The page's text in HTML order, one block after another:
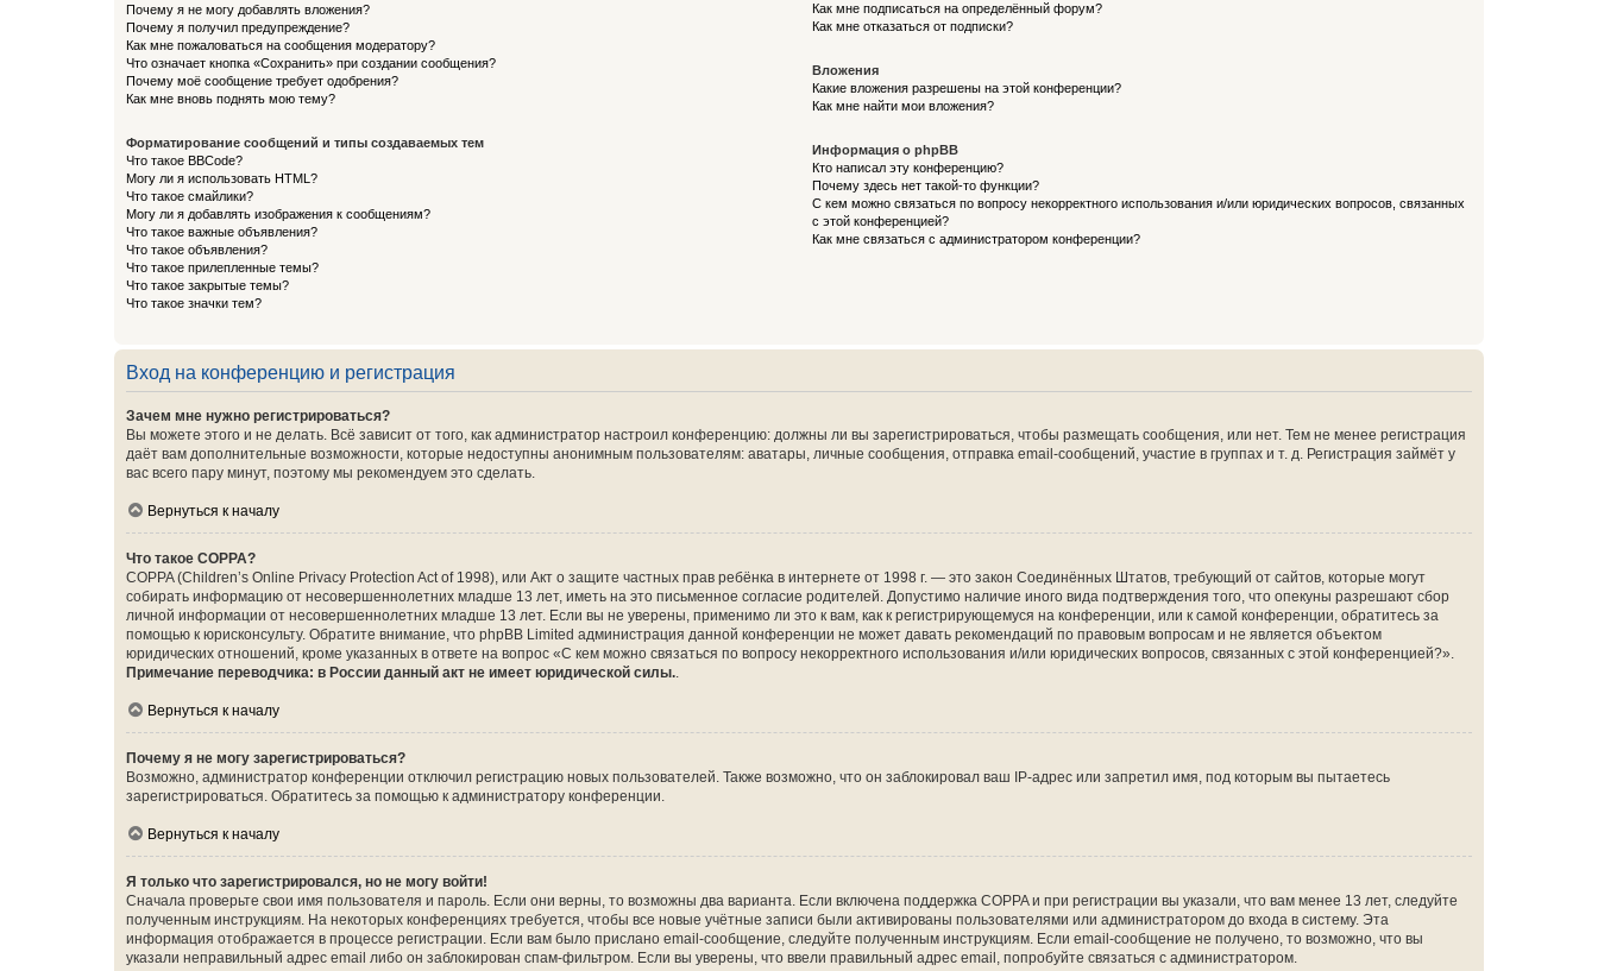
Почему я не могу добавлять вложения?
Почему я получил предупреждение?
Как мне пожаловаться на сообщения модератору?
Что означает кнопка «Сохранить» при создании сообщения?
Почему моё сообщение требует одобрения?
Как мне вновь поднять мою тему?
Форматирование сообщений и типы создаваемых тем
Что такое BBCode?
Могу ли я использовать HTML?
Что такое смайлики?
Могу ли я добавлять изображения к сообщениям?
Что такое важные объявления?
Что такое объявления?
Что такое прилепленные темы?
Что такое закрытые темы?
Что такое значки тем?
Как мне подписаться на определённый форум?
Как мне отказаться от подписки?
Вложения
Какие вложения разрешены на этой конференции?
Как мне найти мои вложения?
Информация о phpBB
Кто написал эту конференцию?
Почему здесь нет такой-то функции?
С кем можно связаться по вопросу некорректного использования и/или юридических вопросов, связанных
с этой конференцией?
Как мне связаться с администратором конференции?
Вход на конференцию и регистрация
Зачем мне нужно регистрироваться?
Вы можете этого и не делать. Всё зависит от того, как администратор настроил конференцию: должны ли вы зарегистрироваться, чтобы размещать сообщения, или нет. Тем не менее регистрация
даёт вам дополнительные возможности, которые недоступны анонимным пользователям: аватары, личные сообщения, отправка email-сообщений, участие в группах и т. д. Регистрация займёт у
вас всего пару минут, поэтому мы рекомендуем это сделать.
Вернуться к началу
Что такое COPPA?
COPPA (Children’s Online Privacy Protection Act of 1998), или Акт о защите частных прав ребёнка в интернете от 1998 г. — это закон Соединённых Штатов, требующий от сайтов, которые могут
собирать информацию от несовершеннолетних младше 13 лет, иметь на это письменное согласие родителей. Допустимо наличие иного вида подтверждения того, что опекуны разрешают сбор
личной информации от несовершеннолетних младше 13 лет. Если вы не уверены, применимо ли это к вам, как к регистрирующемуся на конференции, или к самой конференции, обратитесь за
помощью к юрисконсульту. Обратите внимание, что phpBB Limited администрация данной конференции не может давать рекомендаций по правовым вопросам и не является объектом
юридических отношений, кроме указанных в ответе на вопрос «С кем можно связаться по вопросу некорректного использования и/или юридических вопросов, связанных с этой конференцией?».
Примечание переводчика: в России данный акт не имеет юридической силы..
Вернуться к началу
Почему я не могу зарегистрироваться?
Возможно, администратор конференции отключил регистрацию новых пользователей. Также возможно, что он заблокировал ваш IP-адрес или запретил имя, под которым вы пытаетесь
зарегистрироваться. Обратитесь за помощью к администратору конференции.
Вернуться к началу
Я только что зарегистрировался, но не могу войти!
Сначала проверьте свои имя пользователя и пароль. Если они верны, то возможны два варианта. Если включена поддержка COPPA и при регистрации вы указали, что вам менее 13 лет, следуйте
полученным инструкциям. На некоторых конференциях требуется, чтобы все новые учётные записи были активированы пользователями или администратором до входа в систему. Эта
информация отображается в процессе регистрации. Если вам было прислано email-сообщение, следуйте полученным инструкциям. Если email-сообщение не получено, то возможно, что вы
указали неправильный адрес email либо он заблокирован спам-фильтром. Если вы уверены, что ввели правильный адрес email, попробуйте связаться с администратором.